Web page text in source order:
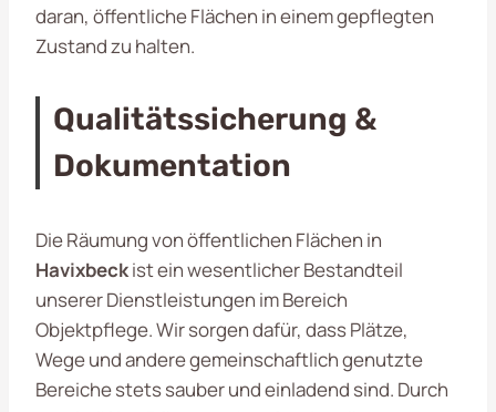
daran, öffentliche Flächen in einem gepflegten
Zustand zu halten.
Qualitätssicherung &
Dokumentation
Die Räumung von öffentlichen Flächen in
Havixbeckist ein wesentlicher Bestandteil
unserer Dienstleistungen im Bereich
Objektpflege. Wir sorgen dafür, dass Plätze,
Wege und andere gemeinschaftlich genutzte
Bereiche stets sauber und einladend sind. Durch